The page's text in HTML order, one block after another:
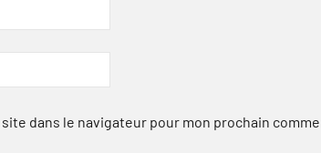
dans le navigateur pour mon prochain